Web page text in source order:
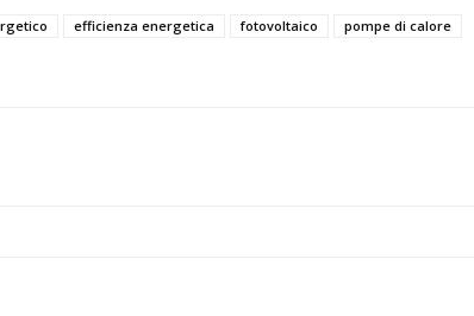
efficienza energetica fotovoltaico
pompe di calore